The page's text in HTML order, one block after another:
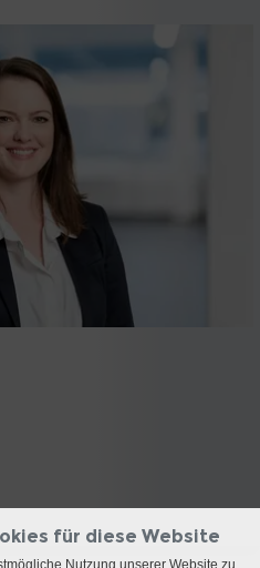
für diese Website
Nutzung unserer Website zu